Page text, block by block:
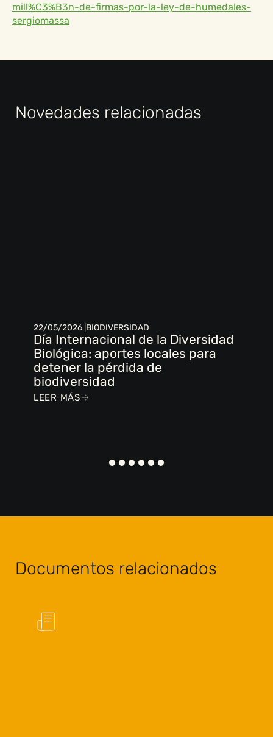
mill%C3%B3n-de-firmas-por-la-ley-de-humedales-
sergiomassa
Novedades relacionadas
22/05/2026 | BIODIVERSIDAD
Día Internacional de la Diversidad
Biológica: aportes locales para
detener la pérdida de
biodiversidad
LEER MÁS
Documentos relacionados